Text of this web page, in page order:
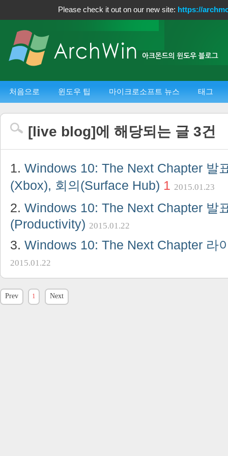
Please check it out on our new site: https://
처음으로 윈도우 팁 마이크로소프트 뉴스 태그
[live blog]에 해당되는 글 3건
Windows 10: The Next Chapter 발
(Xbox), 회의(Surface Hub) 1 2015.01.23
Windows 10: The Next Chapter 발
(Productivity) 2015.01.22
Windows 10: The Next Chapter 라
2015.01.22
Prev 1 Next